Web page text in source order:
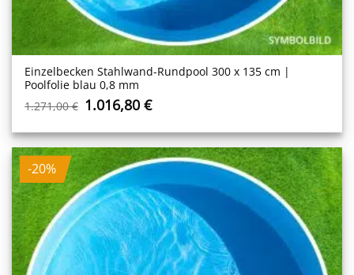
Einzelbecken Stahl­wand-Rundpool 300 x 135 cm |
Poolfolie blau 0,8 mm
1.271,00€ Ursprünglicher
war:
1.271,00 €
1.016,80€Aktueller
ist:
1.016,80 €.
-20%